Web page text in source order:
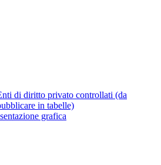
di diritto privato controllati (da
in tabelle)
grafica